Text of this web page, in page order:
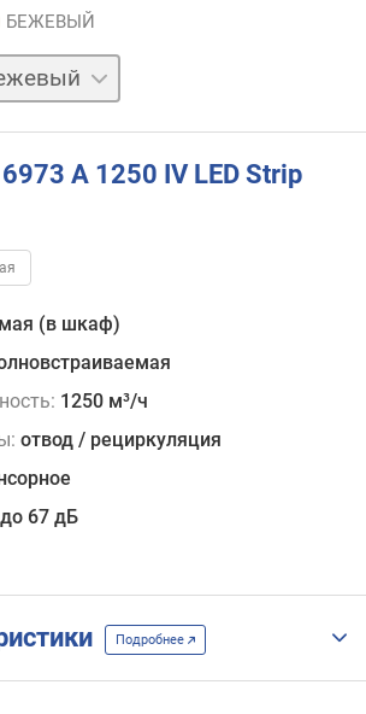
A 1250 IV LED Strip
(в шкаф)
1250 м³/ч
отвод / рециркуляция
до 67 дБ
Подробнее